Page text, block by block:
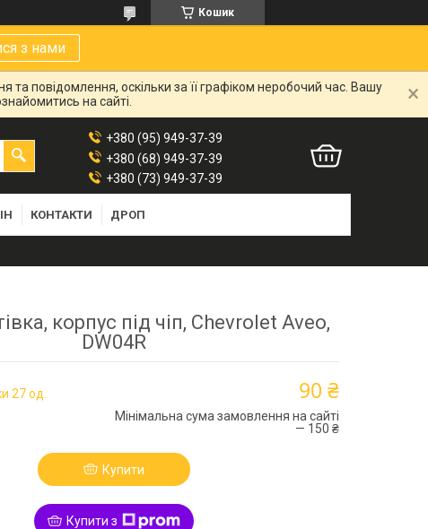
Кошик
з нами
повідомлення, оскільки за її графіком неробочий час. Вашу
на сайті.
+380 (95) 949-37-39
+380 (68) 949-37-39
+380 (73) 949-37-39
КОНТАКТИ ДРОП
корпус під чіп, Chevrolet Aveo,
DW04R
27 од.
90 ₴
Мінімальна сума замовлення на сайті
— 150 ₴
Купити
Купити з